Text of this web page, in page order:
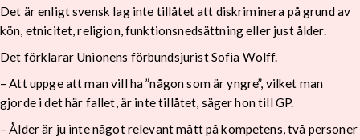
Det är enligt svensk lag inte tillåtet att diskriminera på grund av
kön, etnicitet, religion, funktionsnedsättning eller just ålder.
Det förklarar Unionens förbundsjurist Sofia Wolff.
– Att uppge att man vill ha ”någon som är yngre”, vilket man
gjorde i det här fallet, är inte tillåtet, säger hon till GP.
– Ålder är ju inte något relevant mått på kompetens, två personer